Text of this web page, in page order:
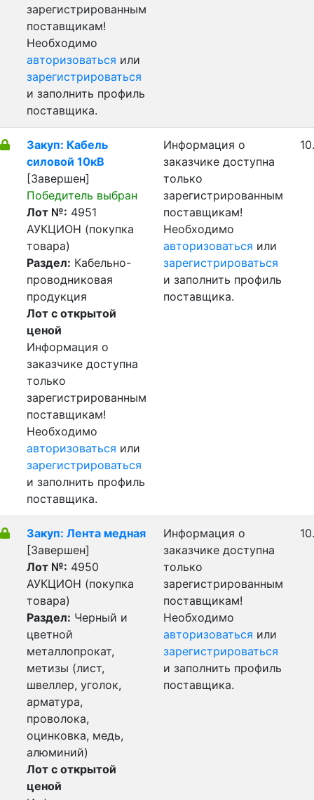
зарегистрированным
поставщикам!
Необходимо
авторизоваться или
зарегистрироваться
и заполнить профиль
поставщика.
Закуп: Кабель
силовой 10кВ
[Завершен]
Победитель выбран
Лот №: 4951
АУКЦИОН (покупка
товара)
Раздел: Кабельно-
проводниковая
продукция
Лот с открытой
ценой
Информация о
заказчике доступна
только
зарегистрированным
поставщикам!
Необходимо
авторизоваться или
зарегистрироваться
и заполнить профиль
поставщика.
Информация о
заказчике доступна
только
зарегистрированным
поставщикам!
Необходимо
авторизоваться или
зарегистрироваться
и заполнить профиль
поставщика.
Закуп: Лента медная
[Завершен]
Лот №: 4950
АУКЦИОН (покупка
товара)
Раздел: Черный и
цветной
металлопрокат,
метизы (лист,
швеллер, уголок,
арматура,
проволока,
оцинковка, медь,
алюминий)
Лот с открытой
ценой
Информация о
заказчике доступна
только
зарегистрированным
поставщикам!
Необходимо
авторизоваться или
зарегистрироваться
и заполнить профиль
поставщика.